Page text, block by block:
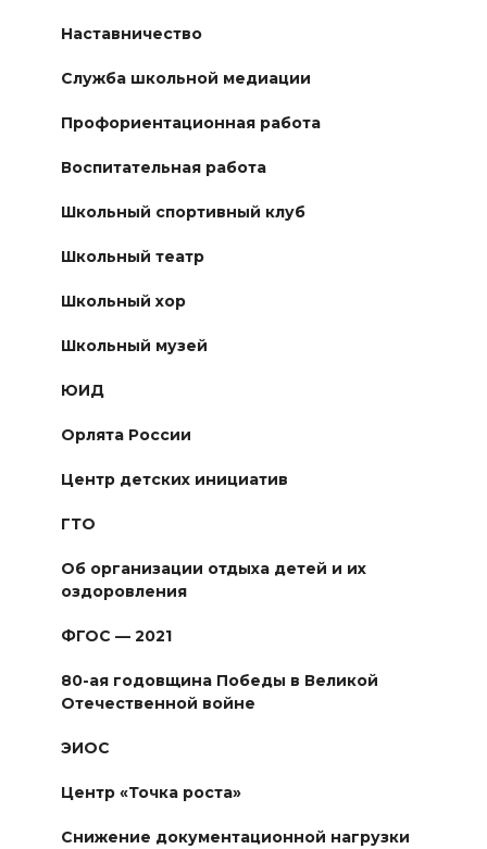
Наставничество
Служба школьной медиации
Профориентационная работа
Воспитательная работа
Школьный спортивный клуб
Школьный театр
Школьный хор
Школьный музей
ЮИД
Орлята России
Центр детских инициатив
ГТО
Об организации отдыха детей и их
оздоровления
ФГОС — 2021
80-ая годовщина Победы в Великой
Отечественной войне
ЭИОС
Центр «Точка роста»
Снижение документационной нагрузки